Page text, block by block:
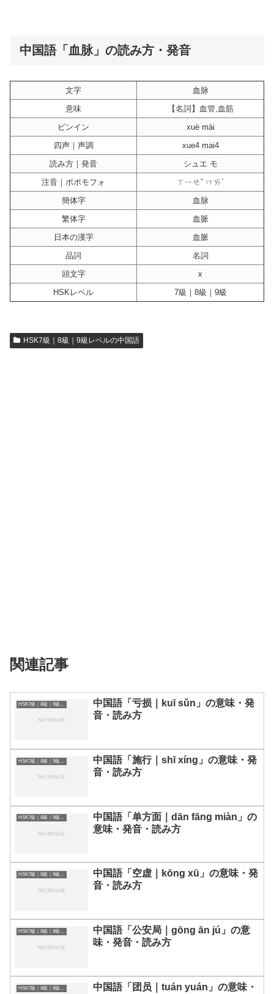
中国語「血脉」の読み方・発音
文字
血脉
意味
【名詞】血管,血筋
ピンイン
xuè mài
四声｜声調
xue4 mai4
読み方｜発音
シュエ モ
注音｜ボポモフォ
ㄒㄧㄝˇ ㄇㄞˋ
簡体字
血脉
繁体字
血脈
日本の漢字
血脈
品詞
名詞
頭文字
x
HSKレベル
7級｜8級｜9級
HSK7級｜8級｜9級レベルの中国語
関連記事
中国語「亏损｜kuī sǔn」の意味・発
音・読み方
中国語「施行｜shī xíng」の意味・発
音・読み方
HSK7級｜8級｜9級レベルの中国語
中国語「单方面｜dān fāng miàn」の
意味・発音・読み方
HSK7級｜8級｜9級レベルの中国語
中国語「空虚｜kōng xū」の意味・発
音・読み方
HSK7級｜8級｜9級レベルの中国語
中国語「公安局｜gōng ān jú」の意
味・発音・読み方
HSK7級｜8級｜9級レベルの中国語
中国語「团员｜tuán yuán」の意味・